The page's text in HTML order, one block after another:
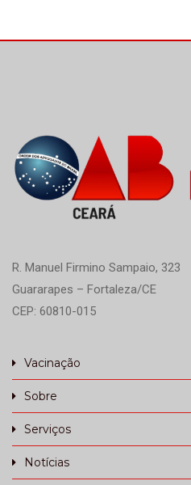
R. Manuel Firmino Sampaio, 323
Guararapes – Fortaleza/CE
CEP: 60810-015
Vacinação
Sobre
Serviços
Notícias